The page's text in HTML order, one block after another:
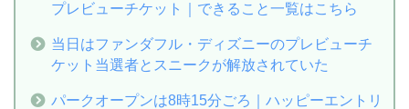
プレビューチケット｜できること一覧はこちら
当日はファンダフル・ディズニーのプレビューチ
ケット当選者とスニークが解放されていた
パークオープンは8時15分ごろ｜ハッピーエントリ